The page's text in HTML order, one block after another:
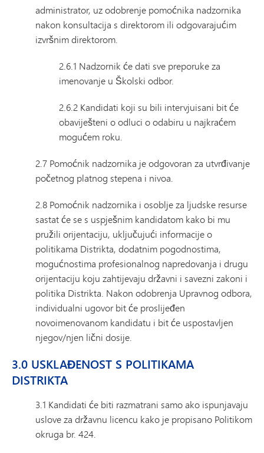
administrator, uz odobrenje pomoćnika nadzornika
nakon konsultacija s direktorom ili odgovarajućim
izvršnim direktorom.
2.6.1 Nadzornik će dati sve preporuke za
imenovanje u Školski odbor.
2.6.2 Kandidati koji su bili intervjuisani bit će
obaviješteni o odluci o odabiru u najkraćem
mogućem roku.
2.7 Pomoćnik nadzornika je odgovoran za utvrđivanje
početnog platnog stepena i nivoa.
2.8 Pomoćnik nadzornika i osoblje za ljudske resurse
sastat će se s uspješnim kandidatom kako bi mu
pružili orijentaciju, uključujući informacije o
politikama Distrikta, dodatnim pogodnostima,
mogućnostima profesionalnog napredovanja i drugu
orijentaciju koju zahtijevaju državni i savezni zakoni i
politika Distrikta. Nakon odobrenja Upravnog odbora,
individualni ugovor bit će proslijeđen
novoimenovanom kandidatu i bit će uspostavljen
njegov/njen lični dosije.
3.0 USKLAĐENOST S POLITIKAMA
DISTRIKTA
3.1 Kandidati će biti razmatrani samo ako ispunjavaju
uslove za državnu licencu kako je propisano Politikom
okruga br. 424.